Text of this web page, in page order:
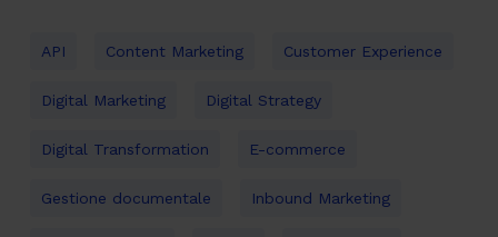
API Content Marketing Customer Experience
Digital Marketing Digital Strategy
Digital Transformation E-commerce
Gestione documentale Inbound Marketing